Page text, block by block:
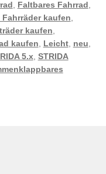
Faltbares Fahrrad
Fahrräder kaufen
kaufen
kaufen Leicht, neu
5.x, STRIDA